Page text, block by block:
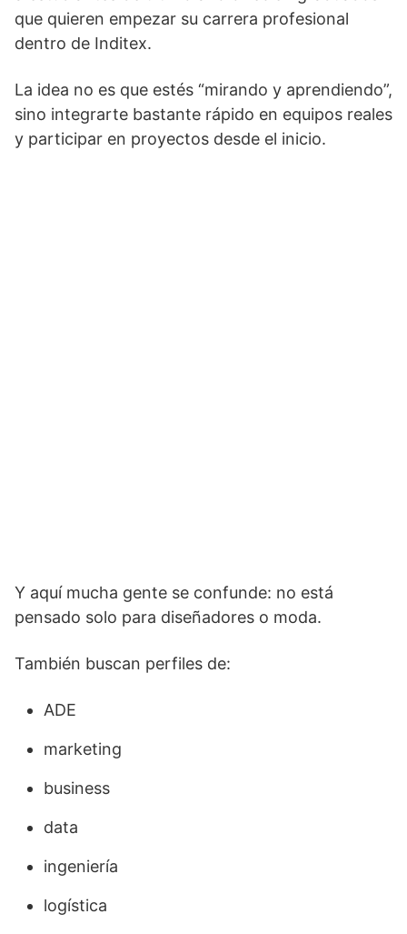
que quieren empezar su carrera profesional
dentro de Inditex.
La idea no es que estés “mirando y aprendiendo”,
sino integrarte bastante rápido en equipos reales
y participar en proyectos desde el inicio.
Y aquí mucha gente se confunde: no está
pensado solo para diseñadores o moda.
También buscan perfiles de:
ADE
marketing
business
data
ingeniería
logística